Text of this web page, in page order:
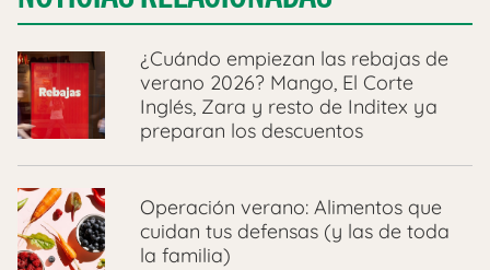
¿Cuándo empiezan las rebajas de
verano 2026? Mango, El Corte
Inglés, Zara y resto de Inditex ya
preparan los descuentos
Operación verano: Alimentos que
cuidan tus defensas (y las de toda
la familia)